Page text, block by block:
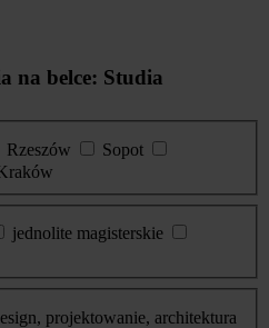
na belce: Studia
Rzeszów
Sopot
jednolite magisterskie
projektowanie, architektura